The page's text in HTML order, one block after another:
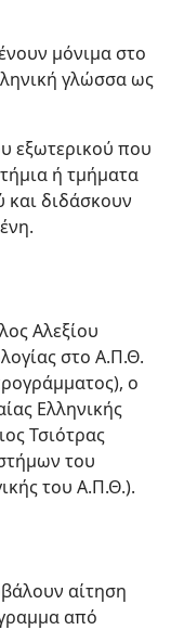
μόνιμα στο
γλώσσα ως
εξωτερικού που
ή τμήματα
διδάσκουν
Αλεξίου
στο Α.Π.Θ.
ο
Ελληνικής
Τσιότρας
του
του Α.Π.Θ.).
αίτηση
από